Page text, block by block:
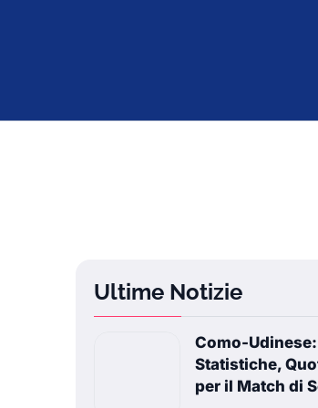
Ultime Notizie
Como-Udinese:
Statistiche,
per il Match di